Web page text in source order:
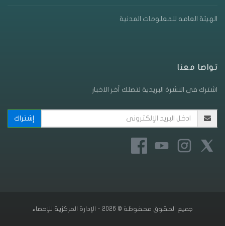
الهيئة العامه للمعلومات المدنية
تواصا معنا
اشترك فى النشرة البريدية لتصلك أخر الاخبار
جميع الحقوق محفوظة © 2026 - الإدارة المركزية للإحصاء